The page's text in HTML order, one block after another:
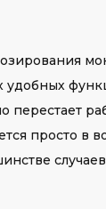
удобных
перестает
просто в